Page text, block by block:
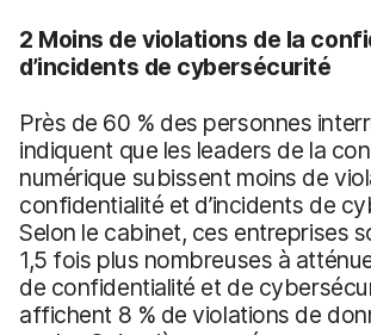
2 Moins de violations de la
d’incidents de cybersécurité
Près de 60 % des personnes
indiquent que les leaders de la
numérique subissent moins de
confidentialité et d’incidents de
Selon le cabinet, ces entreprises
1,5 fois plus nombreuses à
de confidentialité et de
affichent 8 % de violations de